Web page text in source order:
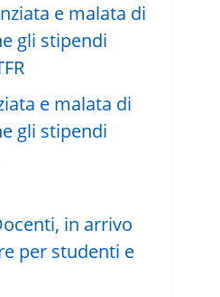
e malata di
gli stipendi